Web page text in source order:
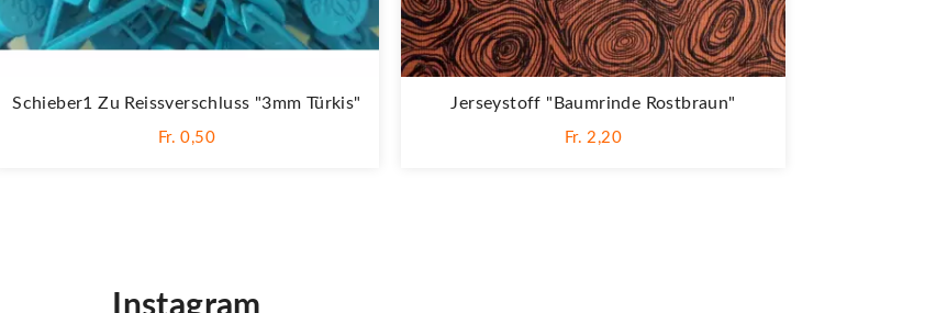
Schieber1 Zu Reissverschluss "3mm Türkis"
Fr. 0,50
Jerseystoff "Baumrinde Rostbraun"
Fr. 2,20
Instagram